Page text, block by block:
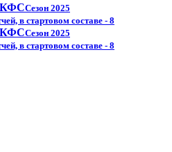
КФССезон 2025
в стартовом составе - 8
КФССезон 2025
в стартовом составе - 8